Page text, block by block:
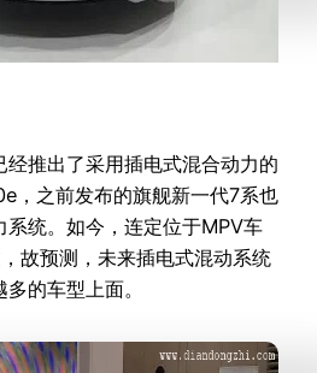
经推出了采用插电式混合动力的
，之前发布的旗舰新一代7系也
系统。如今，连定位于MPV车
故预测，未来插电式混动系统
的车型上面。